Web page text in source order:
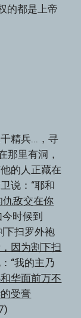
的都是上帝
精兵...，寻
那里有洞，
的人正藏在
说：“耶和
仇敌交在你
今时候到
下扫罗外袍
因为割下扫
“我的主乃
华面前万不
受膏